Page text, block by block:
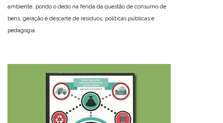
ambiente, pondo o dedo na ferida da questão de consumo de
bens, geração e descarte de resíduos, políticas públicas e
pedagogia.